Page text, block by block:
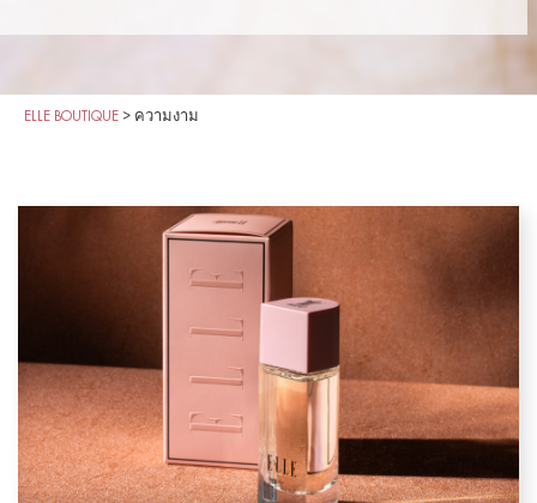
ELLE BOUTIQUE > ความงาม